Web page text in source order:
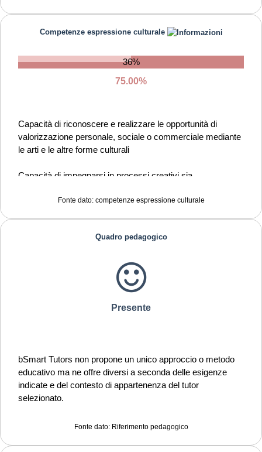
Capacità di essere proattivi e lungimiranti
Capacità di coraggio e perseveranza nel raggiungimento
Competenze espressione culturale
36%
75.00%
Capacità di riconoscere e realizzare le opportunità di
valorizzazione personale, sociale o commerciale mediante
le arti e le altre forme culturali
Capacità di impegnarsi in processi creativi sia
Fonte dato: competenze espressione culturale
Quadro pedagogico
Presente
bSmart Tutors non propone un unico approccio o metodo
educativo ma ne offre diversi a seconda delle esigenze
indicate e del contesto di appartenenza del tutor
selezionato.
Fonte dato: Riferimento pedagogico